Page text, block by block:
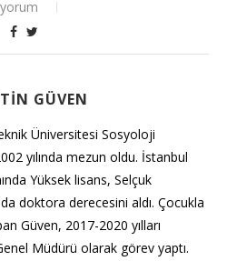
GÜVEN
Üniversitesi Sosyoloji
yılında mezun oldu. İstanbul
Yüksek lisans, Selçuk
doktora derecesini aldı. Çocukla
Güven, 2017-2020 yılları
Müdürü olarak görev yaptı.